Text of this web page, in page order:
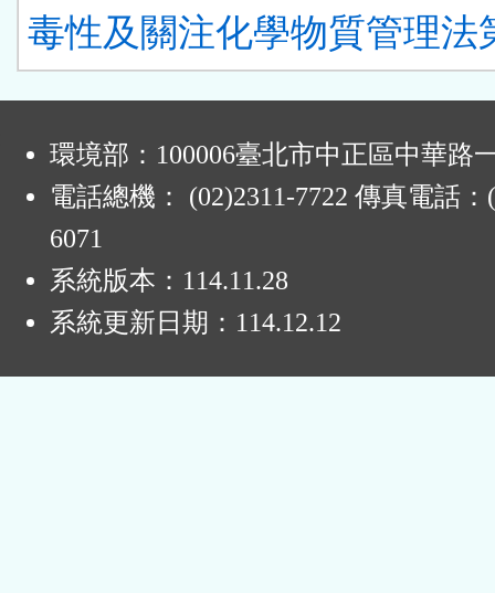
毒性及關注化學物質管理法
環境部：100006臺北市中正區中華路
電話總機： (02)2311-7722 傳真電話：
6071
系統版本： 114.11.28
系統更新日期： 114.12.12